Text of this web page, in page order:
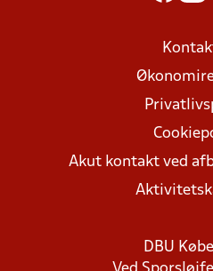
Akut kontakt ved
DBU